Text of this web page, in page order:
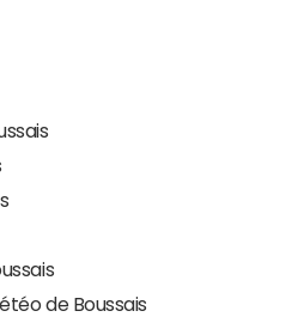
de Boussais